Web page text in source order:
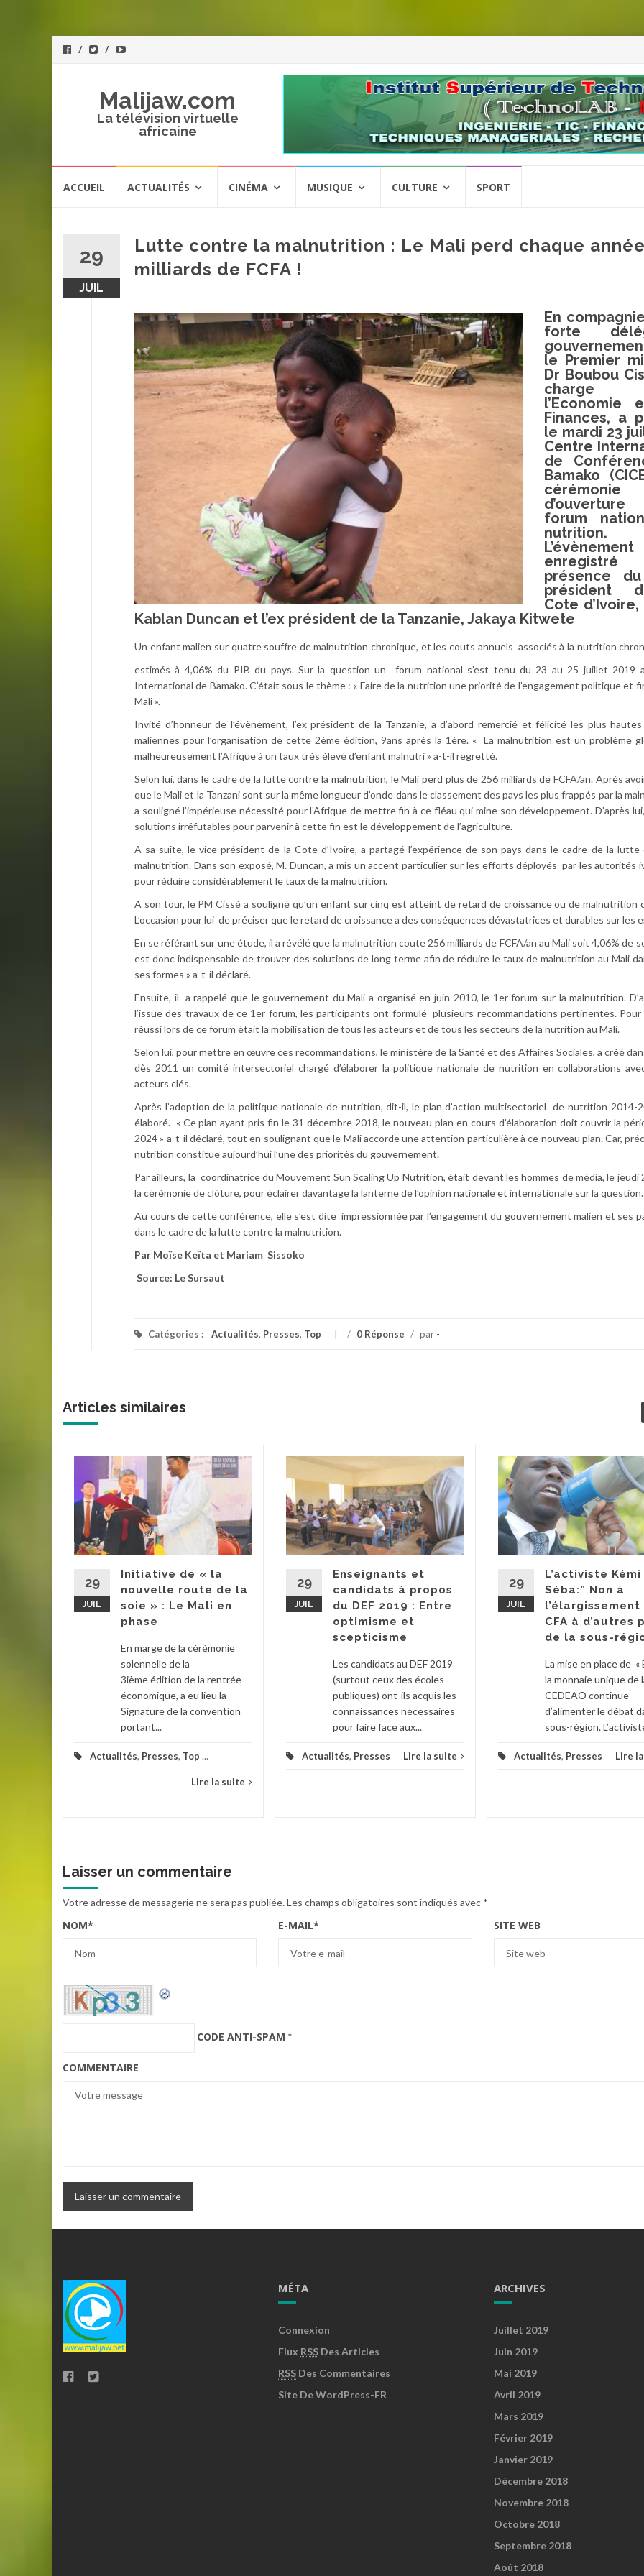
Malijaw.com
La télévision virtuelle
africaine
ACCUEIL ACTUALITÉS CINÉMA MUSIQUE CULTURE SPORT
29
JUIL
Lutte contre la malnutrition : Le Mali perd chaque
milliards de FCFA !
En
forte
le Premier
Dr Boubou
l’Economie
Finances, a
le mardi 23
Centre
de
Bamako
cérémonie
forum
nutrition.
présence
président
Cote
Kablan Duncan et l’ex président de la Tanzanie, Jakaya Kitwete
Un enfant malien sur quatre souffre de malnutrition chronique, et les couts annuels associés à la nutrition
estimés à 4,06% du PIB du pays. Sur la question un forum national s’est tenu du 23 au 25 juillet 2019
International de Bamako. C’était sous le thème : « Faire de la nutrition une priorité de l’engagement politique et
Mali ».
Invité d’honneur de l’évènement, l’ex président de la Tanzanie, a d’abord remercié et félicité les plus
maliennes pour l’organisation de cette 2ème édition, 9ans après la 1ère. « La malnutrition est un problème
malheureusement l’Afrique à un taux très élevé d’enfant malnutri » a-t-il regretté.
Selon lui, dans le cadre de la lutte contre la malnutrition, le Mali perd plus de 256 milliards de FCFA/an. Après
que le Mali et la Tanzani sont sur la même longueur d’onde dans le classement des pays les plus frappés par la
a souligné l’impérieuse nécessité pour l’Afrique de mettre fin à ce fléau qui mine son développement. D’après
solutions irréfutables pour parvenir à cette fin est le développement de l’agriculture.
A sa suite, le vice-président de la Cote d’Ivoire, a partagé l’expérience de son pays dans le cadre de la
malnutrition. Dans son exposé, M. Duncan, a mis un accent particulier sur les efforts déployés par les autorités
pour réduire considérablement le taux de la malnutrition.
A son tour, le PM Cissé a souligné qu’un enfant sur cinq est atteint de retard de croissance ou de malnutrition
L’occasion pour lui de préciser que le retard de croissance a des conséquences dévastatrices et durables sur les
En se référant sur une étude, il a révélé que la malnutrition coute 256 milliards de FCFA/an au Mali soit 4,06% de
est donc indispensable de trouver des solutions de long terme afin de réduire le taux de malnutrition au Mali
ses formes » a-t-il déclaré.
Ensuite, il a rappelé que le gouvernement du Mali a organisé en juin 2010, le 1er forum sur la malnutrition.
l’issue des travaux de ce 1er forum, les participants ont formulé plusieurs recommandations pertinentes. Pour
réussi lors de ce forum était la mobilisation de tous les acteurs et de tous les secteurs de la nutrition au Mali.
Selon lui, pour mettre en œuvre ces recommandations, le ministère de la Santé et des Affaires Sociales, a créé
dès 2011 un comité intersectoriel chargé d’élaborer la politique nationale de nutrition en collaborations
acteurs clés.
Après l’adoption de la politique nationale de nutrition, dit-il, le plan d’action multisectoriel de nutrition 2014-
élaboré. « Ce plan ayant pris fin le 31 décembre 2018, le nouveau plan en cours d’élaboration doit couvrir la
2024 » a-t-il déclaré, tout en soulignant que le Mali accorde une attention particulière à ce nouveau plan. Car,
nutrition constitue aujourd’hui l’une des priorités du gouvernement.
Par ailleurs, la coordinatrice du Mouvement Sun Scaling Up Nutrition, était devant les hommes de média, le jeudi
la cérémonie de clôture, pour éclairer davantage la lanterne de l’opinion nationale et internationale sur la question.
Au cours de cette conférence, elle s’est dite impressionnée par l’engagement du gouvernement malien et ses
dans le cadre de la lutte contre la malnutrition.
Par Moïse Keïta et Mariam Sissoko
Source: Le Sursaut
Catégories : Actualités, Presses, Top / 0 Réponse / par -
Articles similaires
29
JUIL
Initiative de « la
nouvelle route de la
soie » : Le Mali en
phase
En marge de la cérémonie
solennelle de la
3ième édition de la rentrée
économique, a eu lieu la
Signature de la convention
portant...
Actualités, Presses, Top ...
Lire la suite
29
JUIL
Enseignants et
candidats à propos
du DEF 2019 : Entre
optimisme et
scepticisme
Les candidats au DEF 2019
(surtout ceux des écoles
publiques) ont-ils acquis les
connaissances nécessaires
pour faire face aux...
Actualités, Presses Lire la suite
29
JUIL
L’activiste Kémi
Séba:” Non à
l’élargissement
CFA à d’autres
de la sous-
La mise en place de «
la monnaie unique de
CEDEAO continue
d’alimenter le débat
sous-région.
Actualités, Presses Lire
Laisser un commentaire
Votre adresse de messagerie ne sera pas publiée.Les champs obligatoires sont indiqués avec *
NOM* E-MAIL* SITE WEB
CODE ANTI-SPAM *
COMMENTAIRE
MÉTA
Connexion
Flux RSS Des Articles
RSS Des Commentaires
Site De WordPress-FR
ARCHIVES
Juillet 2019
Juin 2019
Mai 2019
Avril 2019
Mars 2019
Février 2019
Janvier 2019
Décembre 2018
Novembre 2018
Octobre 2018
Septembre 2018
Août 2018